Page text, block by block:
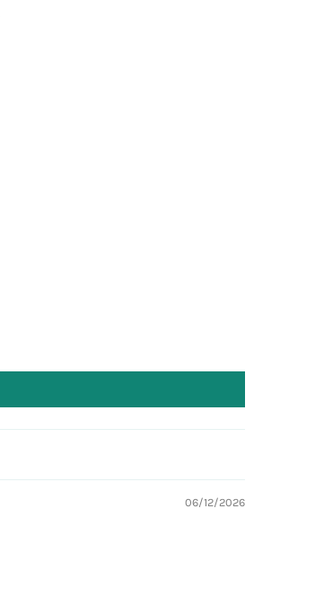
06/12/2026